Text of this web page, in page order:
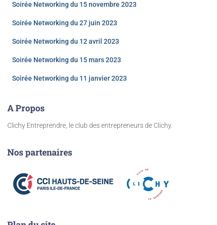
Soirée Networking du 15 novembre 2023
Soirée Networking du 27 juin 2023
Soirée Networking du 12 avril 2023
Soirée Networking du 15 mars 2023
Soirée Networking du 11 janvier 2023
A Propos
Clichy Entreprendre, le club des entrepreneurs de Clichy.
Nos partenaires